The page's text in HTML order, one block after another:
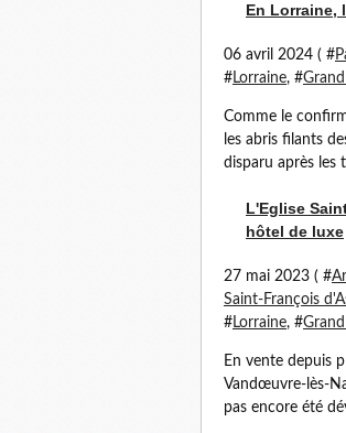
En Lorraine,
06 avril 2024 ( #
#Lorraine, #
Comme le
les abris filants
disparu après les
L'Eglise
hôtel de luxe
27 mai 2023 ( #
Saint-François
#Lorraine, #
En vente depuis
Vandœuvre-lès-
pas encore été